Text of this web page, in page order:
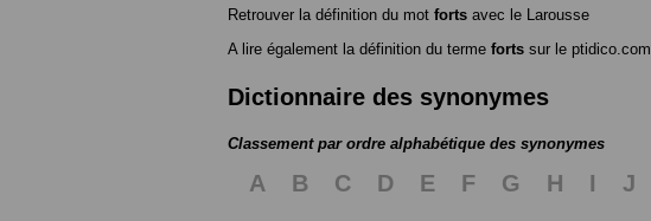
Retrouver la définition du mot forts avec le Larousse
A lire également la définition du terme forts sur le ptidico.com
Dictionnaire des synonymes
Classement par ordre alphabétique des synonymes
A B C D E F G H I J